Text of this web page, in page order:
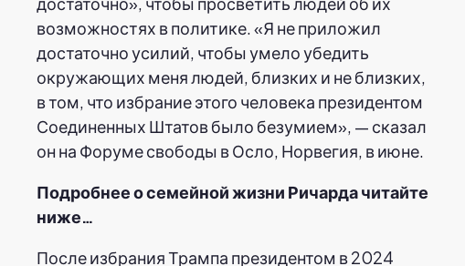
возможностях в политике. «Я не приложил
достаточно усилий, чтобы умело убедить
окружающих меня людей, близких и не близких,
в том, что избрание этого человека президентом
Соединенных Штатов было безумием», — сказал
он на Форуме свободы в Осло, Норвегия, в июне.
Подробнее о семейной жизни Ричарда читайте
ниже…
После избрания Трампа президентом в 2024